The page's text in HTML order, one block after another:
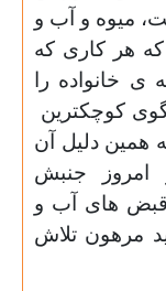
میوه و آب و
هر کاری که
ی خانواده را
کوچکترین
همین دلیل آن
امروز جنبش
قبض های آب و
مرهون تلاش